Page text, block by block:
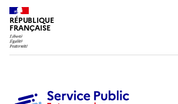
RÉPUBLIQUE
FRANÇAISE